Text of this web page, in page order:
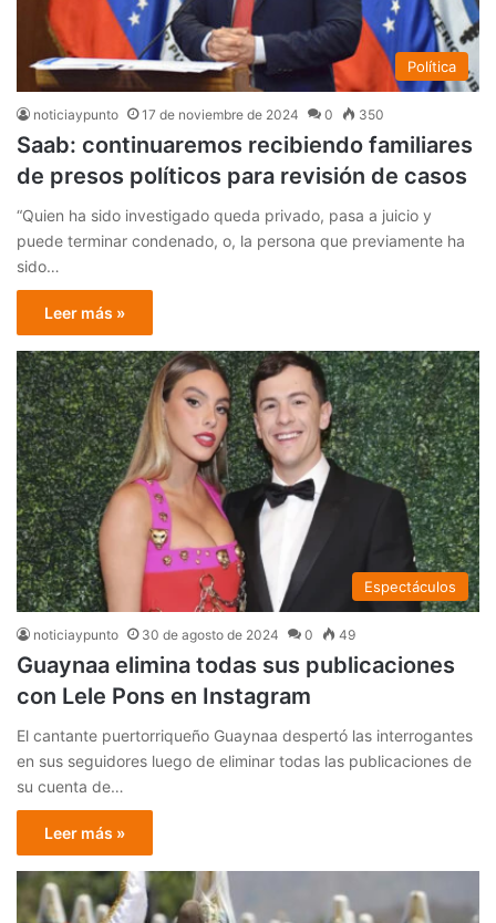
Política
noticiaypunto 17 de noviembre de 2024 0 350
Saab: continuaremos recibiendo familiares
de presos políticos para revisión de casos
“Quien ha sido investigado queda privado, pasa a juicio y
puede terminar condenado, o, la persona que previamente ha
sido…
Leer más »
Espectáculos
noticiaypunto 30 de agosto de 2024 0 49
Guaynaa elimina todas sus publicaciones
con Lele Pons en Instagram
El cantante puertorriqueño Guaynaa despertó las interrogantes
en sus seguidores luego de eliminar todas las publicaciones de
su cuenta de…
Leer más »